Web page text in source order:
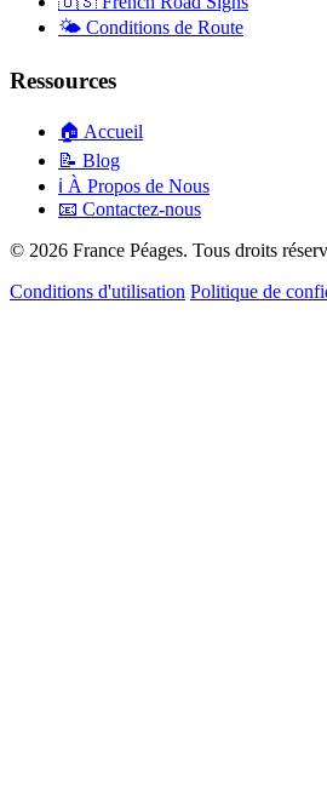
🌤️ Conditions de Route
Ressources
🏠 Accueil
📝 Blog
ℹ️ À Propos de Nous
📧 Contactez-nous
© 2026 France Péages. Tous droits
Conditions d'utilisation Politique de